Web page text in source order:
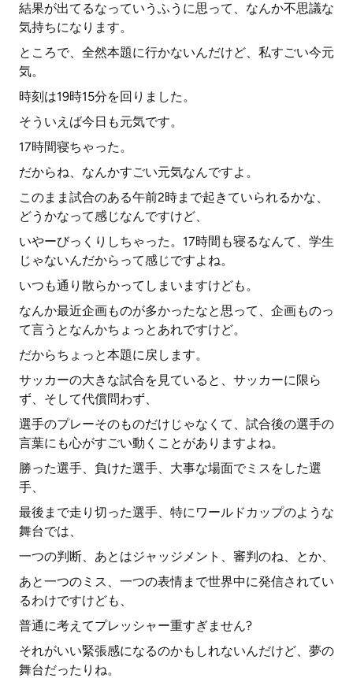
結果が出てるなっていうふうに思って、なんか不思議な
気持ちになります。
ところで、全然本題に行かないんだけど、私すごい今元
気。
時刻は19時15分を回りました。
そういえば今日も元気です。
17時間寝ちゃった。
だからね、なんかすごい元気なんですよ。
このまま試合のある午前2時まで起きていられるかな、
どうかなって感じなんですけど、
いやーびっくりしちゃった。17時間も寝るなんて、学生
じゃないんだからって感じですよね。
いつも通り散らかってしまいますけども。
なんか最近企画ものが多かったなと思って、企画ものっ
て言うとなんかちょっとあれですけど。
だからちょっと本題に戻します。
サッカーの大きな試合を見ていると、サッカーに限ら
ず、そして代償問わず、
選手のプレーそのものだけじゃなくて、試合後の選手の
言葉にも心がすごい動くことがありますよね。
勝った選手、負けた選手、大事な場面でミスをした選
手、
最後まで走り切った選手、特にワールドカップのような
舞台では、
一つの判断、あとはジャッジメント、審判のね、とか、
あと一つのミス、一つの表情まで世界中に発信されてい
るわけですけども、
普通に考えてプレッシャー重すぎません?
それがいい緊張感になるのかもしれないんだけど、夢の
舞台だったりね。